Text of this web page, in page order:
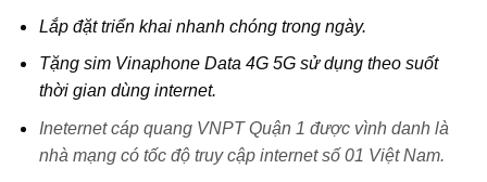
Lắp đặt triển khai nhanh chóng trong ngày.
Tặng sim Vinaphone Data 4G 5G sử dụng theo suốt
thời gian dùng internet.
Ineternet cáp quang VNPT Quận 1 được vình danh là
nhà mạng có tốc độ truy cập internet số 01 Việt Nam.